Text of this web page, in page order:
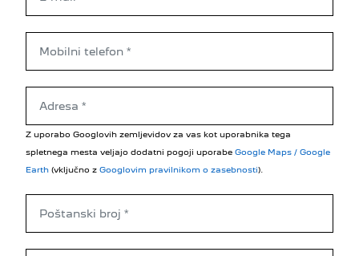
Z uporabo Googlovih zemljevidov za vas kot uporabnika tega
spletnega mesta veljajo dodatni pogoji uporabe Google Maps / Google
Earth (vključno z Googlovim pravilnikom o zasebnosti).